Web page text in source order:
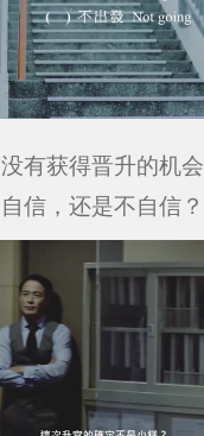
没有获得晋升的机会
自信，还是不自信？